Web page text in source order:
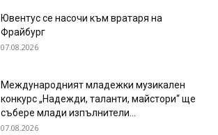
Ювентус се насочи към вратаря на
Фрайбург
07.08.2026
Международният младежки музикален
конкурс „Надежди, таланти, майстори“ ще
събере млади изпълнители...
07.08.2026